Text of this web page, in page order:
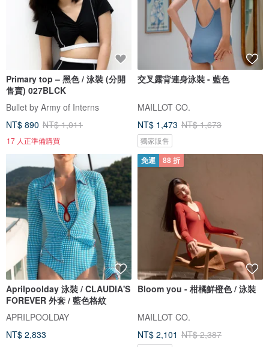
Primary top – 黑色 / 泳裝 (分開
售賣) 027BLCK
Bullet by Army of Interns
NT$ 890 NT$ 1,011
17 人正準備購買
交叉露背連身泳裝 - 藍色
MAILLOT CO.
NT$ 1,473 NT$ 1,673
獨家販售
Aprilpoolday 泳裝 / CLAUDIA'S
FOREVER 外套 / 藍色格紋
APRILPOOLDAY
NT$ 2,833
免運 88 折
Bloom you - 柑橘鮮橙色 / 泳裝
MAILLOT CO.
NT$ 2,101 NT$ 2,387